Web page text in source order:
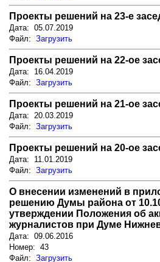
Проекты решений на 23-е
Дата: 05.07.2019
Файл: Загрузить
Проекты решений на 22-ое
Дата: 16.04.2019
Файл: Загрузить
Проекты решений на 21-ое
Дата: 20.03.2019
Файл: Загрузить
Проекты решений на 20-ое
Дата: 11.01.2019
Файл: Загрузить
О внесении изменений в
решению Думы района от
утверждении Положения об
журналистов при Думе
Дата: 09.06.2016
Номер: 43
Файл: Загрузить